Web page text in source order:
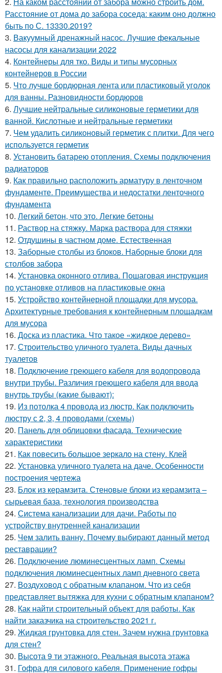
Расстояние от дома до забора соседа: каким оно должно
быть по С. 13330.2019?
3. Вакуумный дренажный насос. Лучшие фекальные
насосы для канализации 2022
4. Контейнеры для тко. Виды и типы мусорных
контейнеров в России
5. Что лучше бордюрная лента или пластиковый уголок
для ванны. Разновидности бордюров
6. Лучшие нейтральные силиконовые герметики для
ванной. Кислотные и нейтральные герметики
7. Чем удалить силиконовый герметик с плитки. Для чего
используется герметик
8. Установить батарею отопления. Схемы подключения
радиаторов
9. Как правильно расположить арматуру в ленточном
фундаменте. Преимущества и недостатки ленточного
фундамента
10. Легкий бетон, что это. Легкие бетоны
11. Раствор на стяжку. Марка раствора для стяжки
12. Отдушины в частном доме. Естественная
13. Заборные столбы из блоков. Наборные блоки для
столбов забора
14. Установка оконного отлива. Пошаговая инструкция
по установке отливов на пластиковые окна
15. Устройство контейнерной площадки для мусора.
Архитектурные требования к контейнерным площадкам
для мусора
16. Доска из пластика. Что такое «жидкое дерево»
17. Строительство уличного туалета. Виды дачных
туалетов
18. Подключение греющего кабеля для водопровода
внутри трубы. Различия греющего кабеля для ввода
внутрь трубы (какие бывают):
19. Из потолка 4 провода из люстр. Как подключить
люстру с 2, 3, 4 проводами (схемы)
20. Панель для облицовки фасада. Технические
характеристики
21. Как повесить большое зеркало на стену. Клей
22. Установка уличного туалета на даче. Особенности
построения чертежа
23. Блок из керамзита. Стеновые блоки из керамзита –
сырьевая база, технология производства
24. Система канализации для дачи. Работы по
устройству внутренней канализации
25. Чем залить ванну. Почему выбирают данный метод
реставрации?
26. Подключение люминесцентных ламп. Схемы
подключения люминесцентных ламп дневного света
27. Воздуховод с обратным клапаном. Что из себя
представляет вытяжка для кухни с обратным клапаном?
28. Как найти строительный объект для работы. Как
найти заказчика на строительство 2021 г.
29. Жидкая грунтовка для стен. Зачем нужна грунтовка
для стен?
30. Высота 9 ти этажного. Реальная высота этажа
31. Гофра для силового кабеля. Применение гофры